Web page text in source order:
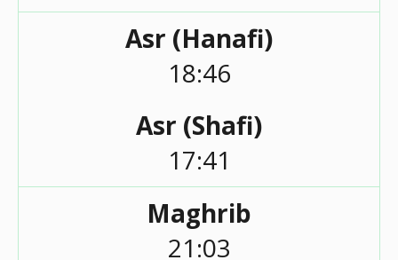
Asr (Hanafi)
18:46
Asr (Shafi)
17:41
Maghrib
21:03